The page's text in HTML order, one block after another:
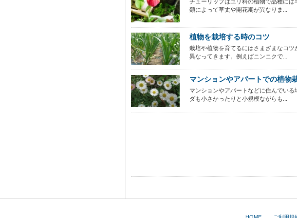
チューリップはユリ科の植物で品種に
類によって草丈や開花期が異なりま...
植物を栽培する時のコツ
栽培や植物を育てるにはさまざまなコ
異なってきます。例えばニンニクで...
マンションやアパートでの植物
マンションやアパートなどに住んでい
ダも小さかったりと小規模ながらも...